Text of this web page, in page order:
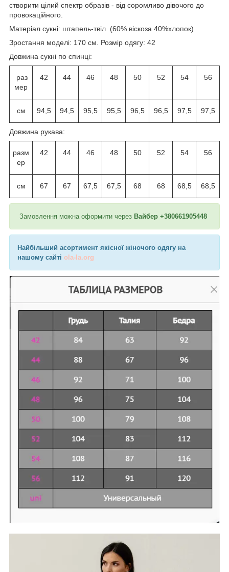
створити цілий спектр образів - від соромливо дівочого до
провокаційного.
Матеріал сукні: штапель-твіл (60% віскоза 40%хлопок)
Зростання моделі: 170 см. Розмір одягу: 42
Довжина сукні по спинці:
раз
мер
42 44 46 48 50 52 54 56
см 94,5 94,5 95,5 95,5 96,5 96,5 97,5 97,5
Довжина рукава:
разм
ер
42 44 46 48 50 52 54 56
см 67 67 67,5 67,5 68 68 68,5 68,5
Замовлення можна оформити через Вайбер +380661905448
Найбільший асортимент якісної жіночого одягу на
нашому сайті ola-la.org